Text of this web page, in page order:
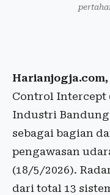
Harianjogja.com,
Control Intercept
Industri
sebagai bagian
pengawasan
(18/5/2026).
dari total 13